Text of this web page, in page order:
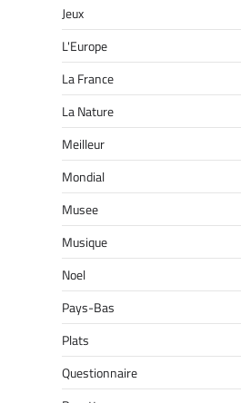
Jeux
L'Europe
La France
La Nature
Meilleur
Mondial
Musee
Musique
Noel
Pays-Bas
Plats
Questionnaire